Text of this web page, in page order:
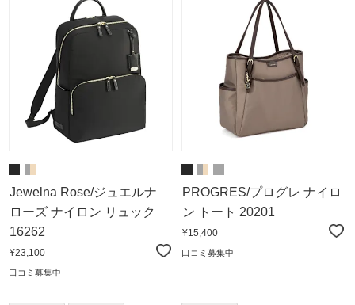
Jewelna Rose/ジュエルナ
ローズ ナイロン リュック
16262
¥23,100
口コミ募集中
PROGRES/プログレ ナイロ
ン トート 20201
¥15,400
口コミ募集中